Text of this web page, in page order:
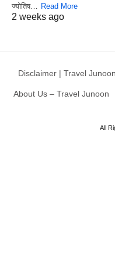
ज्योतिष… Read More
2 weeks ago
Disclaimer | Travel Junoon
About Us – Travel Junoon
All